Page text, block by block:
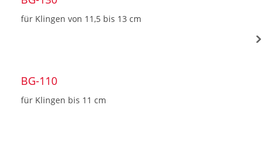
für Klingen von 11,5 bis 13 cm
BG-110
für Klingen bis 11 cm